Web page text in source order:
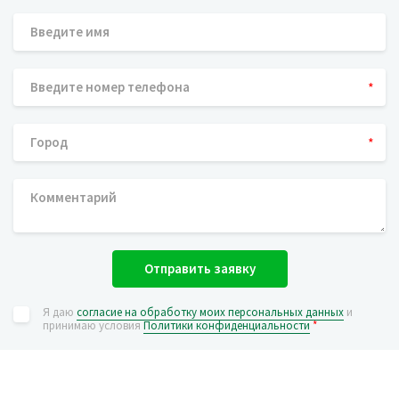
*
*
Отправить заявку
Я даю согласие на обработку моих персональных данных и
принимаю условияПолитики конфиденциальности*